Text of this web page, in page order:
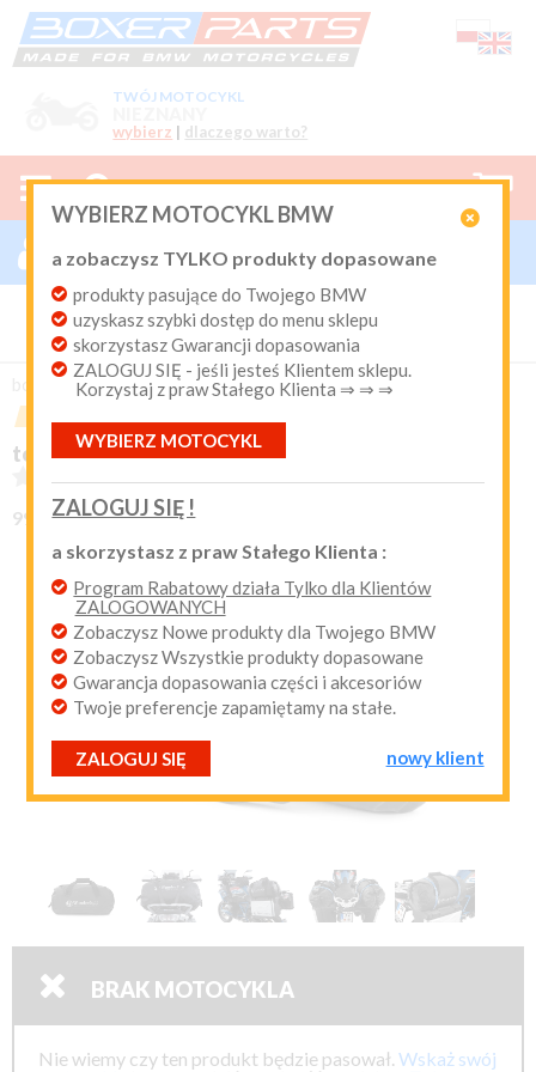
TWÓJ MOTOCYKL
wybierz | dlaczego warto?

WYBIERZ MOTOCYKL BMW
a zobaczysz TYLKO produkty dopasowane
produkty pasujące do Twojego BMW
uzyskasz szybki dostęp do menu sklepu
skorzystasz Gwarancji dopasowania
ZALOGUJ SIĘ - jeśli jesteś Klientem sklepu.
Korzystaj z praw Stałego Klienta ⇒ ⇒ ⇒
WYBIERZ MOTOCYKL
ZALOGUJ SIĘ !
a skorzystasz z praw Stałego Klienta :
Program Rabatowy działa Tylko dla Klientów
ZALOGOWANYCH
Zobaczysz Nowe produkty dla Twojego BMW
Zobaczysz Wszystkie produkty dopasowane
Gwarancja dopasowania części i akcesoriów
Twoje preferencje zapamiętamy na stałe.
ZALOGUJ SIĘ nowy klient
  
0
 Nowy klient
Login:
Hasło:
przypomnij mi hasło nowy klient
Produkty dopasowane do Twojego motocykla
BMW. Program Rabatowy po pierwszych zakupach. Od 20
lat on-line kurier Inpost i Paczkomat od 9.90 zł
boxer-parts / TORBY do BMW / Sakwy, worki, akcesoria
torba podróżna Wunderlich Edition black

99-25180-102
 BRAK MOTOCYKLA
Nie wiemy czy ten produkt będzie pasował. Wskaż swój